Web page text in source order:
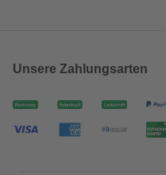
Unsere Zahlungsarten